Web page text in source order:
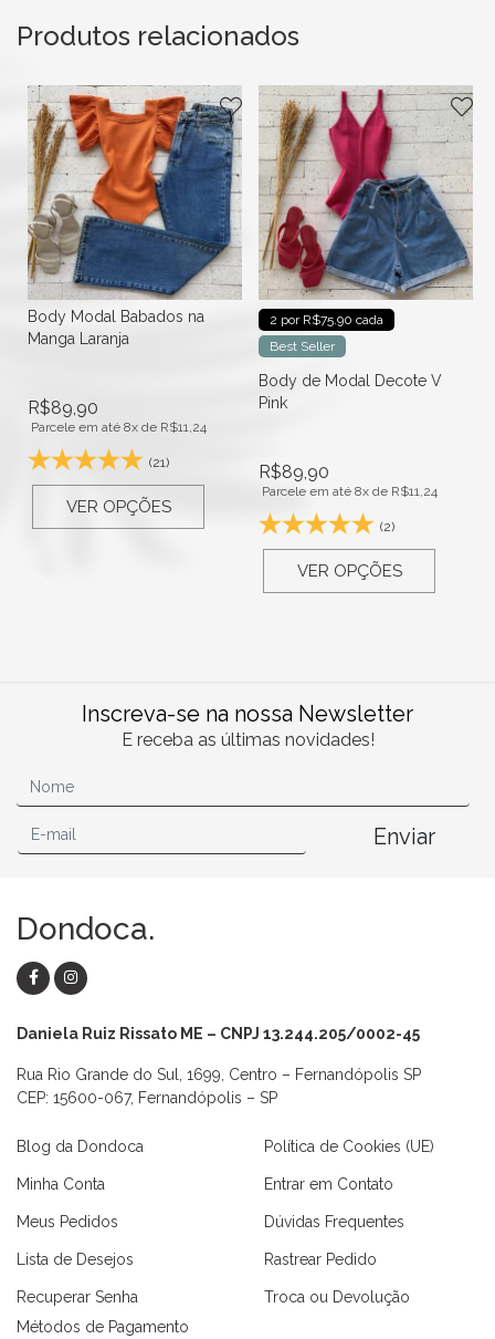
Produtos relacionados
Body Modal Babados na
Manga Laranja
R$89,90
Parcele em até 8x de R$11,24
(21)
VER OPÇÕES
2 por R$75.90 cada
Best Seller
Body de Modal Decote V
Pink
R$89,90
Parcele em até 8x de R$11,24
(2)
VER OPÇÕES
Inscreva-se na nossa Newsletter
E receba as últimas novidades!
Enviar
Dondoca.
Daniela Ruiz Rissato ME – CNPJ 13.244.205/0002-45
Rua Rio Grande do Sul, 1699, Centro – Fernandópolis SP
CEP: 15600-067, Fernandópolis – SP
Blog da Dondoca
Minha Conta
Meus Pedidos
Lista de Desejos
Recuperar Senha
Política de Cookies (UE)
Entrar em Contato
Dúvidas Frequentes
Rastrear Pedido
Troca ou Devolução
Métodos de Pagamento